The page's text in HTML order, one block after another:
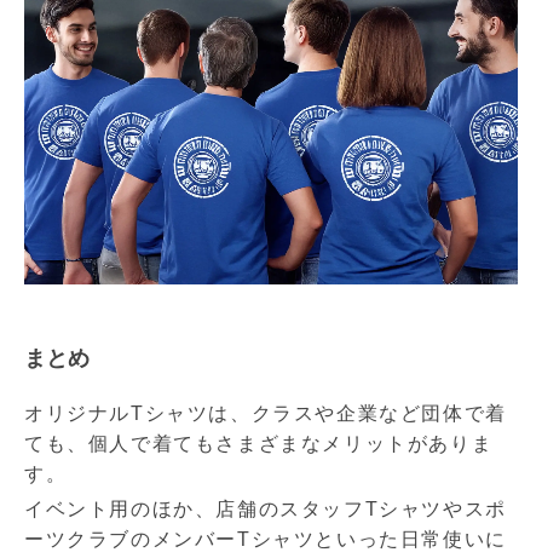
まとめ
オリジナルTシャツは、クラスや企業など団体で着
ても、個人で着てもさまざまなメリットがありま
す。
イベント用のほか、店舗のスタッフTシャツやスポ
ーツクラブのメンバーTシャツといった日常使いに